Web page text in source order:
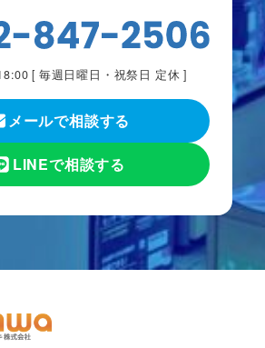
[ 毎週日曜日・祝祭日 定休 ]
メールで相談する
LINEで相談する